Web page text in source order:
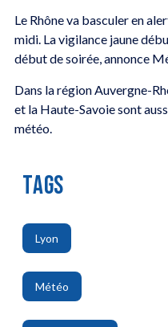
Le Rhône va basculer en
midi. La vigilance jaune
début de soirée, annonce
Dans la région Auvergne-
et la Haute-Savoie sont
météo.
TAGS
Lyon
,
Météo
,